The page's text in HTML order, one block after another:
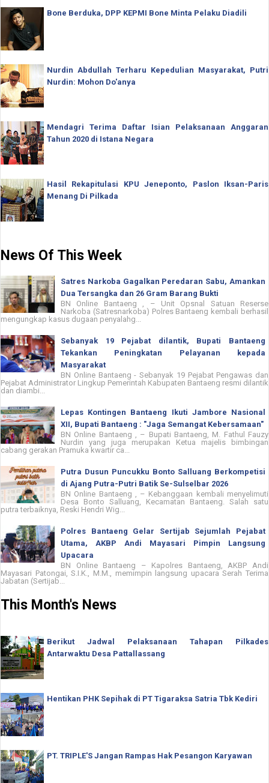
Bone Berduka, DPP KEPMI Bone Minta Pelaku Diadili
Nurdin Abdullah Terharu Kepedulian Masyarakat, Putri
Nurdin: Mohon Do'anya
Mendagri Terima Daftar Isian Pelaksanaan Anggaran
Tahun 2020 di Istana Negara
Hasil Rekapitulasi KPU Jeneponto, Paslon Iksan-Paris
Menang Di Pilkada
News Of This Week
Satres Narkoba Gagalkan Peredaran Sabu, Amankan
Dua Tersangka dan 26 Gram Barang Bukti
BN Online Bantaeng , – Unit Opsnal Satuan Reserse
Narkoba (Satresnarkoba) Polres Bantaeng kembali berhasil
mengungkap kasus dugaan penyalahg...
Sebanyak 19 Pejabat dilantik, Bupati Bantaeng
Tekankan Peningkatan Pelayanan kepada
Masyarakat
BN Online Bantaeng - Sebanyak 19 Pejabat Pengawas dan
Pejabat Administrator Lingkup Pemerintah Kabupaten Bantaeng resmi dilantik
dan diambi...
Lepas Kontingen Bantaeng Ikuti Jambore Nasional
XII, Bupati Bantaeng : "Jaga Semangat Kebersamaan"
BN Online Bantaeng , – Bupati Bantaeng, M. Fathul Fauzy
Nurdin yang juga merupakan Ketua majelis bimbingan
cabang gerakan Pramuka kwartir ca...
Putra Dusun Puncukku Bonto Salluang Berkompetisi
di Ajang Putra-Putri Batik Se-Sulselbar 2026
BN Online Bantaeng , – Kebanggaan kembali menyelimuti
Desa Bonto Salluang, Kecamatan Bantaeng. Salah satu
putra terbaiknya, Reski Hendri Wig...
Polres Bantaeng Gelar Sertijab Sejumlah Pejabat
Utama, AKBP Andi Mayasari Pimpin Langsung
Upacara
BN Online Bantaeng – Kapolres Bantaeng, AKBP Andi
Mayasari Patongai, S.I.K., M.M., memimpin langsung upacara Serah Terima
Jabatan (Sertijab...
This Month's News
Berikut Jadwal Pelaksanaan Tahapan Pilkades
Antarwaktu Desa Pattallassang
Hentikan PHK Sepihak di PT Tigaraksa Satria Tbk Kediri
PT. TRIPLE'S Jangan Rampas Hak Pesangon Karyawan